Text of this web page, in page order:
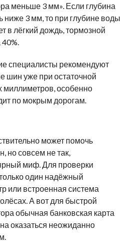
меньше 3 мм». Если глубина
ниже 3 мм, то при глубине воды
в лёгкий дождь, тормозной
40%.
специалисты рекомендуют
шин уже при остаточной
миллиметров, особенно
по мокрым дорогам.
может помочь
но совсем не так,
миф. Для проверки
один надёжный
или встроенная система
А вот для быстрой
обычная банковская карта
оказаться неожиданно